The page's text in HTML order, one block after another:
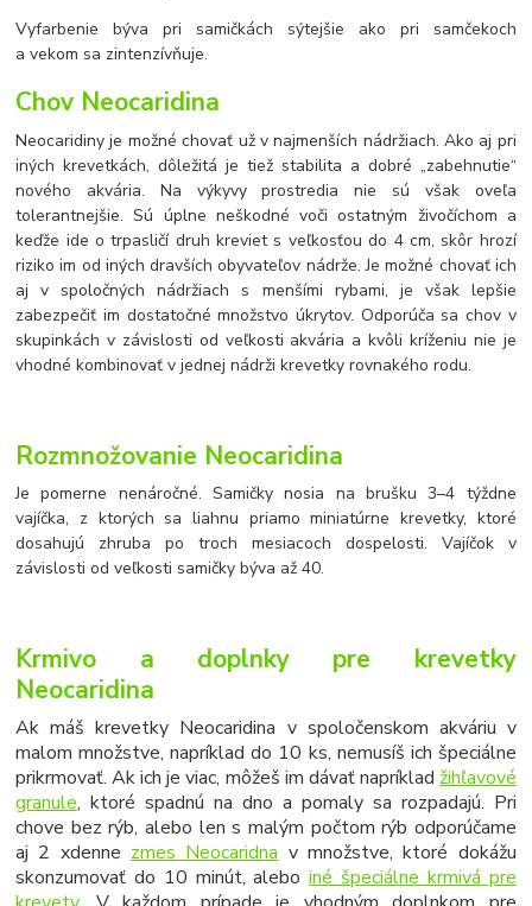
Vyfarbenie býva pri samičkách sýtejšie ako pri samčekoch
a vekom sa zintenzívňuje.
Chov Neocaridina
Neocaridiny je možné chovať už v najmenších nádržiach. Ako aj pri
iných krevetkách, dôležitá je tiež stabilita a dobré „zabehnutie“
nového akvária. Na výkyvy prostredia nie sú však oveľa
tolerantnejšie. Sú úplne neškodné voči ostatným živočíchom a
keďže ide o trpasličí druh kreviet s veľkosťou do 4 cm, skôr hrozí
riziko im od iných dravších obyvateľov nádrže. Je možné chovať ich
aj v spoločných nádržiach s menšími rybami, je však lepšie
zabezpečiť im dostatočné množstvo úkrytov. Odporúča sa chov v
skupinkách v závislosti od veľkosti akvária a kvôli kríženiu nie je
vhodné kombinovať v jednej nádrži krevetky rovnakého rodu.
Rozmnožovanie Neocaridina
Je pomerne nenáročné. Samičky nosia na brušku 3–4 týždne
vajíčka, z ktorých sa liahnu priamo miniatúrne krevetky, ktoré
dosahujú zhruba po troch mesiacoch dospelosti. Vajíčok v
závislosti od veľkosti samičky býva až 40.
Krmivo a doplnky pre krevetky
Neocaridina
Ak máš krevetky Neocaridina v spoločenskom akváriu v
malom množstve, napríklad do 10 ks, nemusíš ich špeciálne
prikrmovať. Ak ich je viac, môžeš im dávať napríklad žihľavové
granule, ktoré spadnú na dno a pomaly sa rozpadajú. Pri
chove bez rýb, alebo len s malým počtom rýb odporúčame
aj 2 xdenne zmes Neocaridna v množstve, ktoré dokážu
skonzumovať do 10 minút, aleboiné špeciálne krmivá pre